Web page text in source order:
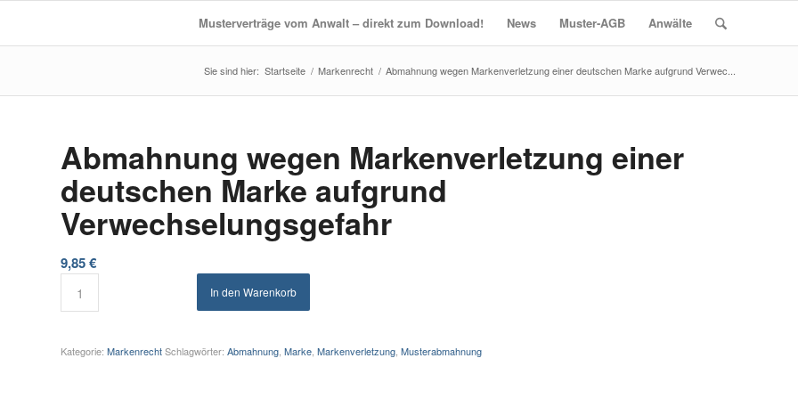
Musterverträge vom Anwalt – direkt zum Download! News Muster-AGB Anwälte
Startseite / Markenrecht / Abmahnung wegen Markenverletzung einer deutschen Marke aufgrund Verwec...
Abmahnung wegen Markenverletzung einer
deutschen Marke aufgrund
Verwechselungsgefahr
9,85€
In den Warenkorb
Kategorie:Markenrecht Schlagwörter:Abmahnung ,Marke ,Markenverletzung ,Musterabmahnung